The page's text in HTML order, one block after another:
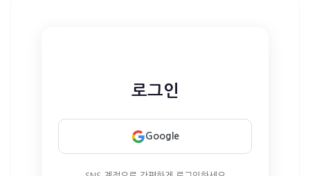
로그인
Google